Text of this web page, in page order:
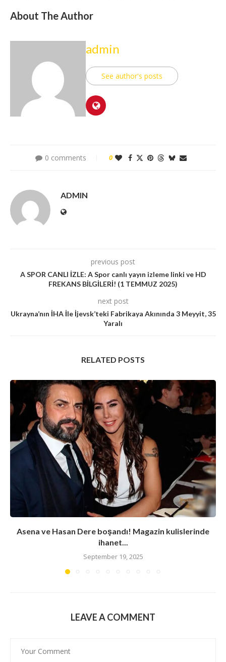
About The Author
admin
See author's posts
0 comments 0
ADMIN
previous post
A SPOR CANLI İZLE: A Spor canlı yayın izleme linki ve HD
FREKANS BİLGİLERİ! (1 TEMMUZ 2025)
next post
Ukrayna’nın İHA İle İjevsk’teki Fabrikaya Akınında 3 Meyyit, 35
Yaralı
RELATED POSTS
Asena ve Hasan Dere boşandı! Magazin kulislerinde
ihanet...
September 19, 2025
LEAVE A COMMENT